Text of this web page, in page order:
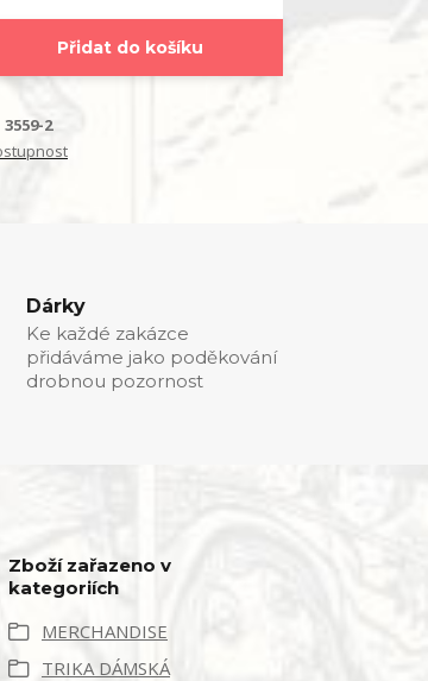
Přidat do košíku
3559-2
Dárky
Ke každé zakázce
přidáváme jako poděkování
drobnou pozornost
Zboží zařazeno v
kategoriích
MERCHANDISE
TRIKA DÁMSKÁ